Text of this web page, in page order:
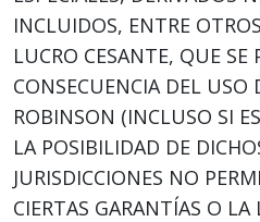
INCLUIDOS, ENTRE
LUCRO CESANTE, QUE
CONSECUENCIA DEL USO
ROBINSON (INCLUSO SI
LA POSIBILIDAD DE
JURISDICCIONES NO
CIERTAS GARANTÍAS O